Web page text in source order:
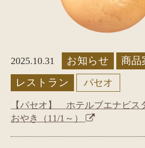
2025.10.31 お知らせ
商品
レストラン
パセオ
【パセオ】 ホテルブエナビ
おやき（11/1～）